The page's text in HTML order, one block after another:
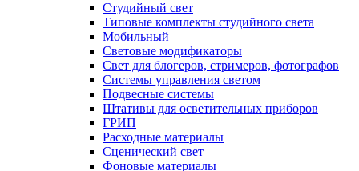
Студийный свет
Типовые комплекты студийного света
Мобильный
Световые модификаторы
Свет для блогеров, стримеров, фотографов
Системы управления светом
Подвесные системы
Штативы для осветительных приборов
ГРИП
Расходные материалы
Сценический свет
Фоновые материалы